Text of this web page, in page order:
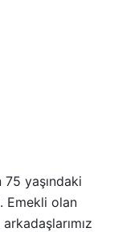
yaşındaki
Emekli olan